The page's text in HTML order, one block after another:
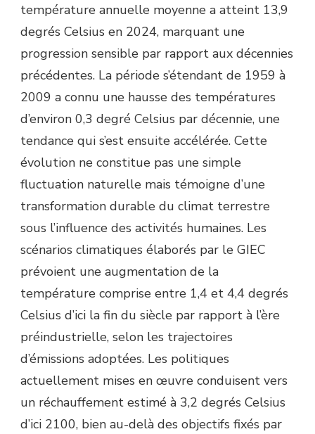
température annuelle moyenne a atteint 13,9
degrés Celsius en 2024, marquant une
progression sensible par rapport aux décennies
précédentes. La période s’étendant de 1959 à
2009 a connu une hausse des températures
d’environ 0,3 degré Celsius par décennie, une
tendance qui s’est ensuite accélérée. Cette
évolution ne constitue pas une simple
fluctuation naturelle mais témoigne d’une
transformation durable du climat terrestre
sous l’influence des activités humaines. Les
scénarios climatiques élaborés par le GIEC
prévoient une augmentation de la
température comprise entre 1,4 et 4,4 degrés
Celsius d’ici la fin du siècle par rapport à l’ère
préindustrielle, selon les trajectoires
d’émissions adoptées. Les politiques
actuellement mises en œuvre conduisent vers
un réchauffement estimé à 3,2 degrés Celsius
d’ici 2100, bien au-delà des objectifs fixés par